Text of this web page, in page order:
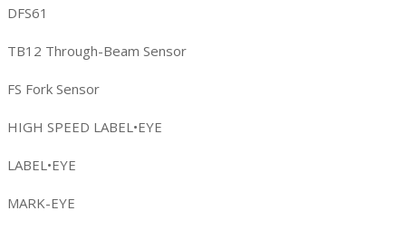
DFS61
TB12 Through-Beam Sensor
FS Fork Sensor
HIGH SPEED LABEL•EYE
LABEL•EYE
MARK-EYE